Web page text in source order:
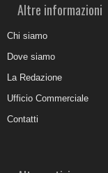
Altre informazioni
Chi siamo
Dove siamo
La Redazione
Ufficio Commerciale
Contatti